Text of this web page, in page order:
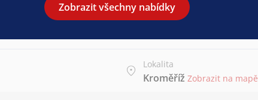
Zobrazit všechny nabídky
Lokalita
Kroměříž Zobrazit na mapě